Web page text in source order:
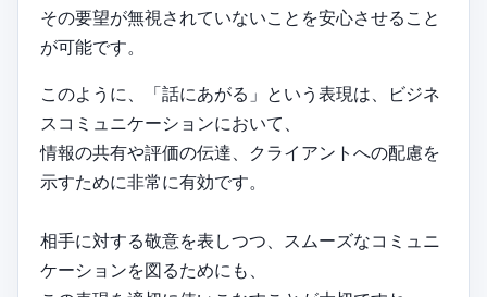
その要望が無視されていないことを安心させること
が可能です。
このように、「話にあがる」という表現は、ビジネ
スコミュニケーションにおいて、
情報の共有や評価の伝達、クライアントへの配慮を
示すために非常に有効です。
相手に対する敬意を表しつつ、スムーズなコミュニ
ケーションを図るためにも、